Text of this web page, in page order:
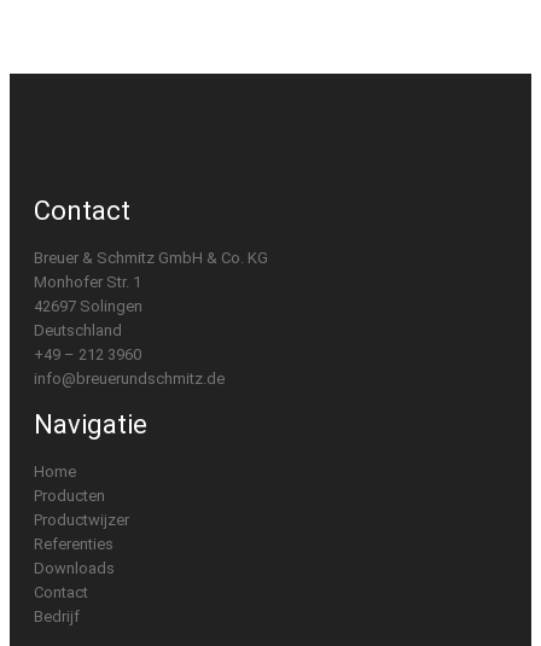
Contact
Breuer & Schmitz GmbH & Co. KG
Monhofer Str. 1
42697 Solingen
Deutschland
+49 – 212 3960
info@breuerundschmitz.de
Navigatie
Home
Producten
Productwijzer
Referenties
Downloads
Contact
Bedrijf